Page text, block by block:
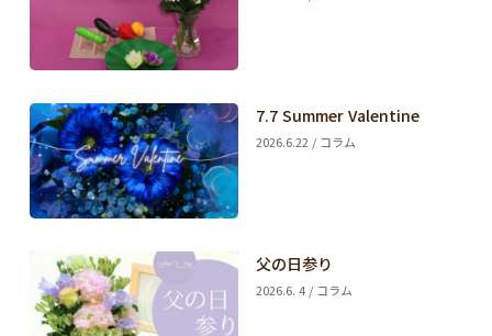
7.7 Summer Valentine
2026.6.22 / コラム
父の日参り
2026.6. 4 / コラム